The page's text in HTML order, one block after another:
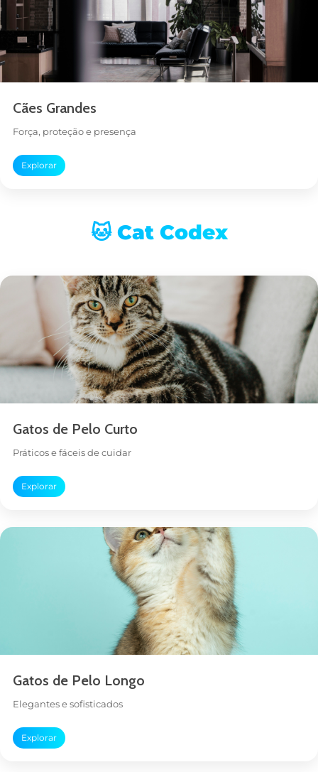
Cães Grandes
Força, proteção e presença
Explorar
🐱 Cat Codex
Gatos de Pelo Curto
Práticos e fáceis de cuidar
Explorar
Gatos de Pelo Longo
Elegantes e sofisticados
Explorar